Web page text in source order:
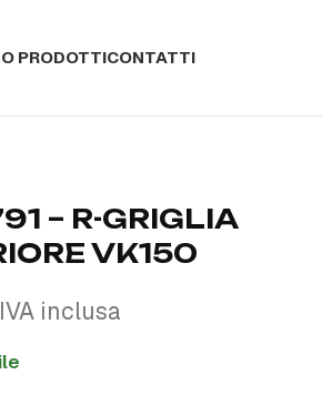
PRODOTTICONTATTI
– R-GRIGLIA
VK150
IVA inclusa